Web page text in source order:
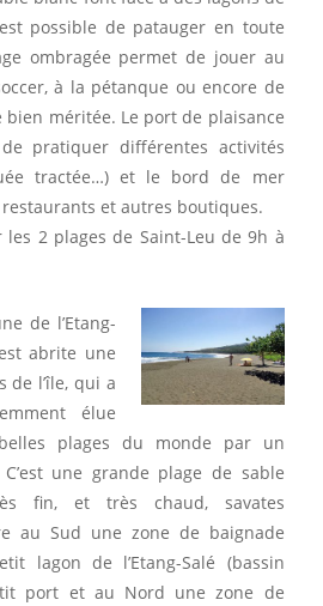
possible de patauger en toute
ombragée permet de jouer au
à la pétanque ou encore de
méritée. Le port de plaisance
pratiquer différentes activités
tractée…) et le bord de mer
restaurants et autres boutiques.
les 2 plages de Saint-Leu de 9h à
de l’Etang-
abrite une
de l’île, qui a
élue
plages du monde par un
une grande plage de sable
fin, et très chaud, savates
au Sud une zone de baignade
lagon de l’Etang-Salé (bassin
port et au Nord une zone de